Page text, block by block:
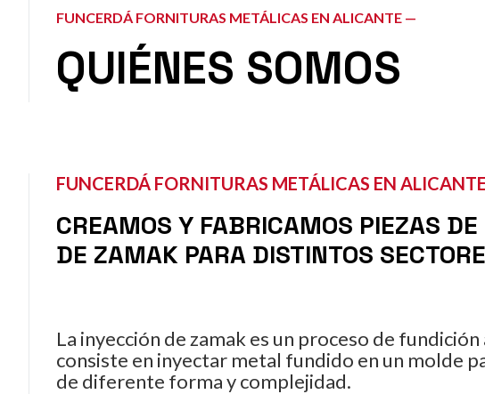
FUNCERDÁ FORNITURAS METÁLICAS EN ALICANTE —
QUIÉNES SOMOS
FUNCERDÁ FORNITURAS METÁLICAS EN
CREAMOS Y FABRICAMOS PIEZAS DE
DE ZAMAK PARA DISTINTOS
La inyección de zamak es un proceso de
consiste en inyectar metal fundido en un molde
de diferente forma y complejidad.